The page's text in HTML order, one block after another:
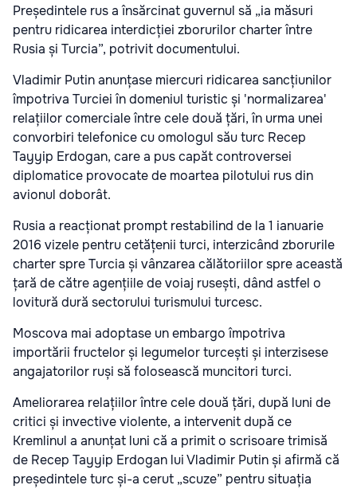
Președintele rus a însărcinat guvernul să „ia măsuri
pentru ridicarea interdicției zborurilor charter între
Rusia și Turcia”, potrivit documentului.
Vladimir Putin anunțase miercuri ridicarea sancțiunilor
împotriva Turciei în domeniul turistic și 'normalizarea'
relațiilor comerciale între cele două țări, în urma unei
convorbiri telefonice cu omologul său turc Recep
Tayyip Erdogan, care a pus capăt controversei
diplomatice provocate de moartea pilotului rus din
avionul doborât.
Rusia a reacționat prompt restabilind de la 1 ianuarie
2016 vizele pentru cetățenii turci, interzicând zborurile
charter spre Turcia și vânzarea călătoriilor spre această
țară de către agențiile de voiaj rusești, dând astfel o
lovitură dură sectorului turismului turcesc.
Moscova mai adoptase un embargo împotriva
importării fructelor și legumelor turcești și interzisese
angajatorilor ruși să folosească muncitori turci.
Ameliorarea relațiilor între cele două țări, după luni de
critici și invective violente, a intervenit după ce
Kremlinul a anunțat luni că a primit o scrisoare trimisă
de Recep Tayyip Erdogan lui Vladimir Putin și afirmă că
președintele turc și-a cerut „scuze” pentru situația